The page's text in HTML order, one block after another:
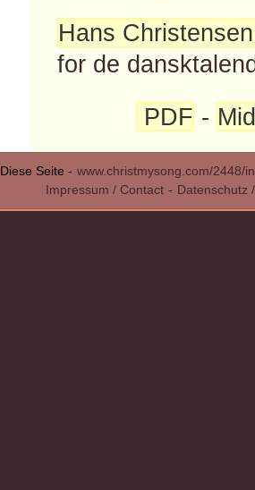
Hans
for de
PDF -
Diese Seite - www.christmysong.com/2448/
Impressum / Contact - Datenschutz